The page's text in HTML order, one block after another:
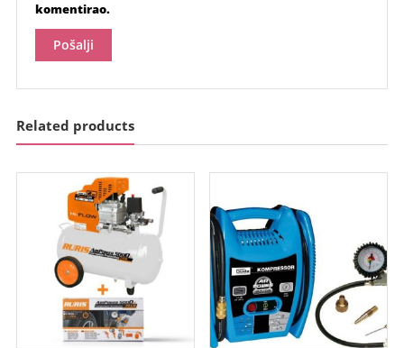
komentirao.
Related products